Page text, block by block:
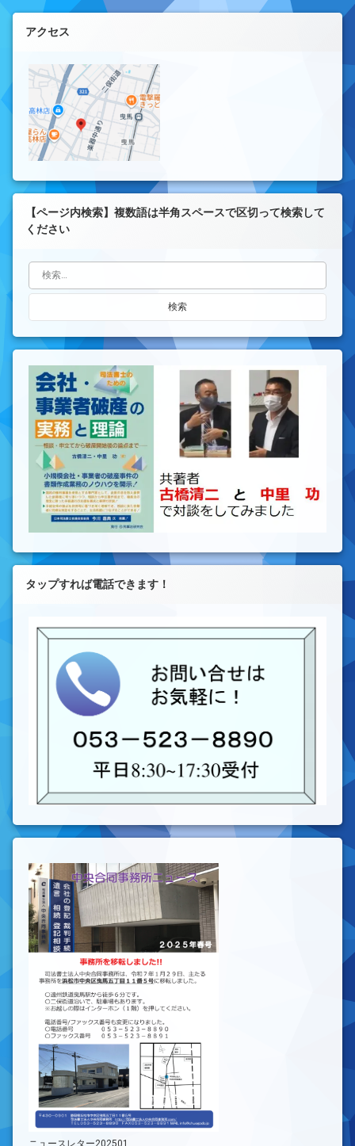
左サイドバー
アクセス
【ページ内検索】複数語は半角スペースで区切って検索して
ください
検索:
タップすれば電話できます！
ニュースレター202501